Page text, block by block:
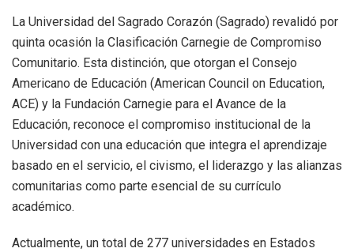
La Universidad del Sagrado Corazón (Sagrado) revalidó por
quinta ocasión la Clasificación Carnegie de Compromiso
Comunitario. Esta distinción, que otorgan el Consejo
Americano de Educación (American Council on Education,
ACE) y la Fundación Carnegie para el Avance de la
Educación, reconoce el compromiso institucional de la
Universidad con una educación que integra el aprendizaje
basado en el servicio, el civismo, el liderazgo y las alianzas
comunitarias como parte esencial de su currículo
académico.
Actualmente, un total de 277 universidades en Estados